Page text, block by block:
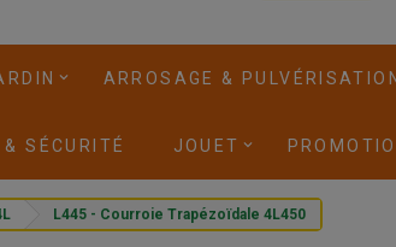
ARROSAGE &
SÉCURITÉ JOUET
L445 - Courroie Trapézoïdale 4L450